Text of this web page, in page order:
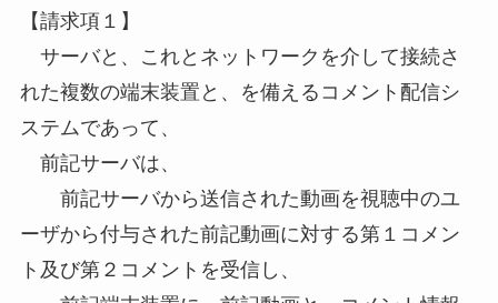
【請求項１】
サーバと、これとネットワークを介して接続さ
れた複数の端末装置と、を備えるコメント配信シ
ステムであって、
前記サーバは、
前記サーバから送信された動画を視聴中のユ
ーザから付与された前記動画に対する第１コメン
ト及び第２コメントを受信し、